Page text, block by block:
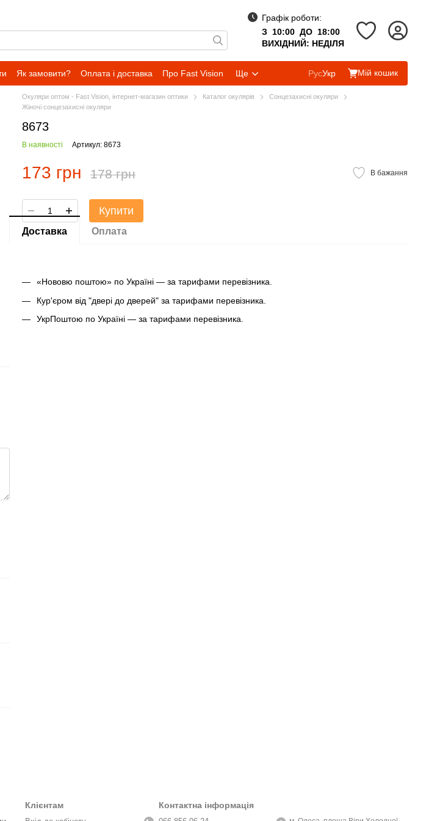
Графік роботи:
З 10:00 ДО 18:00
ВИХІДНИЙ: НЕДІЛЯ
Як замовити? Оплата і доставка Про Fast Vision Ще РусУкр Мій кошик
Окуляри оптом - Fast Vision, інтернет-магазин оптики Каталог окулярів
Сонцезахисні окуляри
Жіночі сонцезахисні окуляри
8673
В наявності Артикул: 8673
173 грн 178 грн В бажання
Купити
Доставка Оплата
«Нововю поштою» по Україні — за тарифами перевізника.
Кур'єром від "двері до дверей" за тарифами перевізника.
УкрПоштою по Україні — за тарифами перевізника.
Клієнтам Контактна інформація